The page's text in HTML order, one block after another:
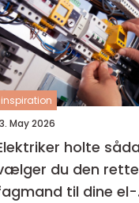
inspiration
May 2026
holte sådan
du den rette
til dine el-